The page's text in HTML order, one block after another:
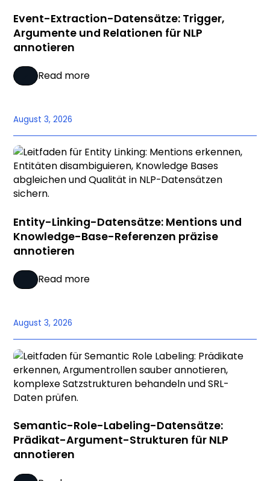
Event-Extraction-Datensätze: Trigger,
Argumente und Relationen für NLP
annotieren
Read more
August 3, 2026
Entity-Linking-Datensätze: Mentions und
Knowledge-Base-Referenzen präzise
annotieren
Read more
August 3, 2026
Semantic-Role-Labeling-Datensätze:
Prädikat-Argument-Strukturen für NLP
annotieren